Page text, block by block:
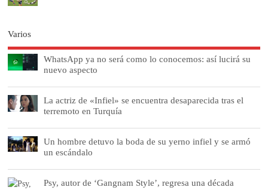
Varios
WhatsApp ya no será como lo conocemos: así lucirá su
nuevo aspecto
La actriz de «Infiel» se encuentra desaparecida tras el
terremoto en Turquía
Un hombre detuvo la boda de su yerno infiel y se armó
un escándalo
Psy, autor de ‘Gangnam Style’, regresa una década